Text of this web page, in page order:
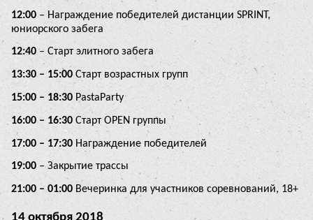
12:00 – Награждение победителей дистанции SPRINT,
юниорского забега
12:40– Старт элитного забега
13:30 – 15:00 Старт возрастных групп
15:00 – 18:30 PastaParty
16:00 – 16:30 Старт OPEN группы
17:00 – 17:30 Награждение победителей
19:00 – Закрытие трассы
21:00 – 01:00 Вечеринка для участников соревнований, 18+